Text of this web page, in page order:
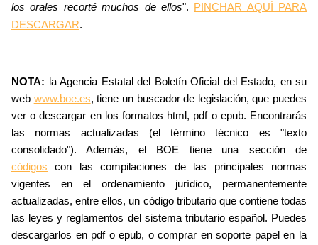
los orales recorté muchos de ellos".
PINCHAR AQUÍ PARA
DESCARGAR.
NOTA: la Agencia Estatal del Boletín Oficial del Estado, en su
web www.boe.es, tiene un buscador de legislación, que puedes
ver o descargar en los formatos html, pdf o epub. Encontrarás
las normas actualizadas (el término técnico es "texto
consolidado"). Además, el BOE tiene una sección de
códigos con las compilaciones de las principales normas
vigentes en el ordenamiento jurídico, permanentemente
actualizadas, entre ellos, un código tributario que contiene todas
las leyes y reglamentos del sistema tributario español. Puedes
descargarlos en pdf o epub, o comprar en soporte papel en la